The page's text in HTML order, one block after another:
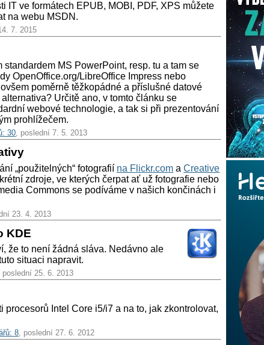
IT ve formátech EPUB, MOBI, PDF, XPS můžete
na webu MSDN.
7. 2015
MS PowerPoint, resp. tu a tam se
OpenOffice.org/LibreOffice Impress nebo
poměrně těžkopádné a příslušné datové
Určitě ano, v tomto článku se
webové technologie, a tak si při prezentování
prohlížečem.
30, poslední 7. 5. 2013
„použitelných“ fotografií na Flickr.com aCreative
zdroje, ve kterých čerpat ať už fotografie nebo
Commons se podíváme v našich končinách i
23. 4. 2013
KDE
že to není žádná sláva. Nedávno ale
situaci napravit.
poslední 25. 6. 2013
Intel Core i5/i7 a na to, jak zkontrolovat,
8 , poslední 27. 6. 2012